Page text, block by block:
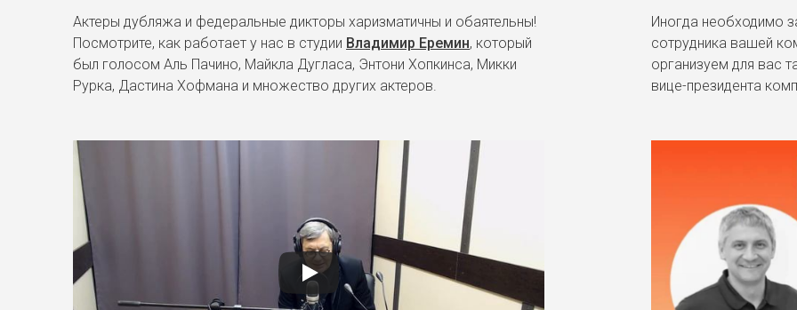
Актеры дубляжа и федеральные дикторы харизматичны и обаятельны!
Посмотрите, как работает у нас в студии Владимир Еремин, который
был голосом Аль Пачино, Майкла Дугласа, Энтони Хопкинса, Микки
Рурка, Дастина Хофмана и множество других актеров.
Иногда необходимо
сотрудника вашей
организуем для вас
вице-президента